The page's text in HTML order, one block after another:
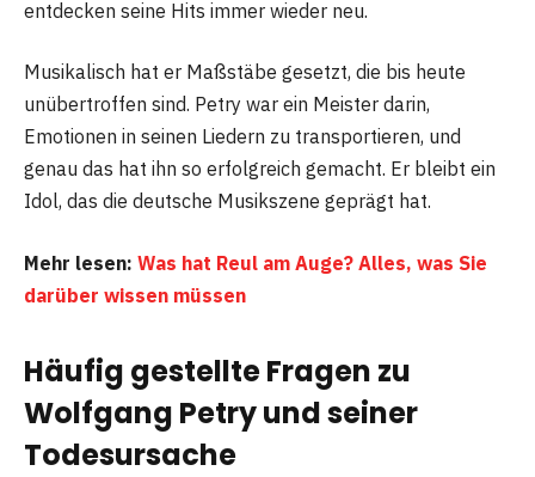
entdecken seine Hits immer wieder neu.
Musikalisch hat er Maßstäbe gesetzt, die bis heute
unübertroffen sind. Petry war ein Meister darin,
Emotionen in seinen Liedern zu transportieren, und
genau das hat ihn so erfolgreich gemacht. Er bleibt ein
Idol, das die deutsche Musikszene geprägt hat.
Mehr lesen: Was hat Reul am Auge? Alles, was Sie
darüber wissen müssen
Häufig gestellte Fragen zu
Wolfgang Petry und seiner
Todesursache